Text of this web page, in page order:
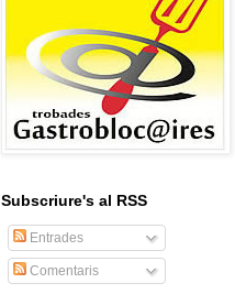
Subscriure's al RSS
Entrades
Comentaris